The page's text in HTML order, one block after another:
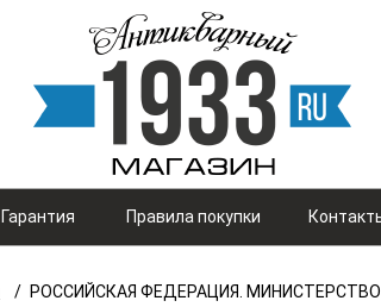
Гарантия Правила покупки
/ РОССИЙСКАЯ ФЕДЕРАЦИЯ.